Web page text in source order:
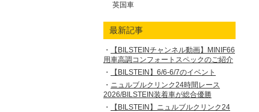
英国車
最新記事
【BILSTEINチャンネル動画】MINIF66
用車高調コンフォートスペックのご紹介
【BILSTEIN】6/6-6/7のイベント
ニュルブルクリンク24時間レース
2026/BILSTEIN装着車が総合優勝
【BILSTEIN】ニュルブルクリンク24